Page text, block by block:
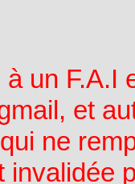
un F.A.I
et
ne
invalidée